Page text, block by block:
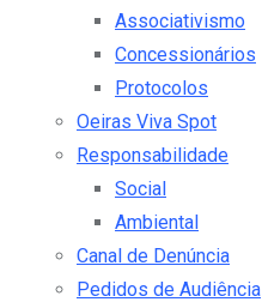
Associativismo
Concessionários
Protocolos
Oeiras Viva Spot
Responsabilidade
Social
Ambiental
Canal de Denúncia
Pedidos de Audiência